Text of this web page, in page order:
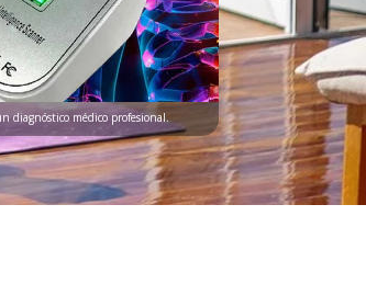
diagnóstico médico profesional.